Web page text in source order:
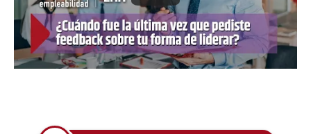
Lujo
Viajes
Moda